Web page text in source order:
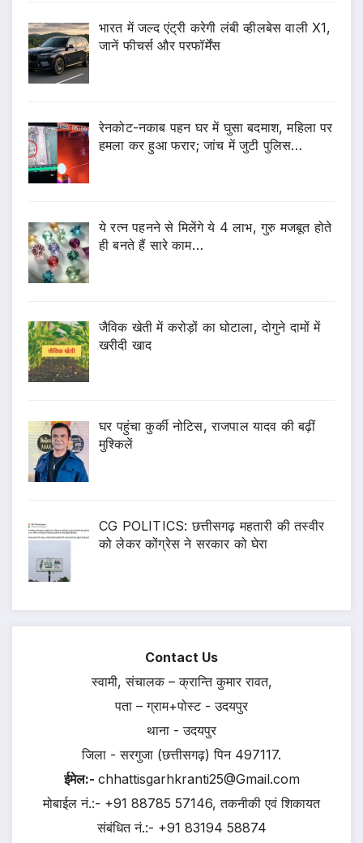
भारत में जल्द एंट्री करेगी लंबी व्हीलबेस वाली X1,
जानें फीचर्स और परफॉर्मेंस
रेनकोट-नकाब पहन घर में घुसा बदमाश, महिला पर
हमला कर हुआ फरार; जांच में जुटी पुलिस…
ये रत्न पहनने से मिलेंगे ये 4 लाभ, गुरु मजबूत होते
ही बनते हैं सारे काम…
जैविक खेती में करोड़ों का घोटाला, दोगुने दामों में
खरीदी खाद
घर पहुंचा कुर्की नोटिस, राजपाल यादव की बढ़ीं
मुश्किलें
CG POLITICS: छत्तीसगढ़ महतारी की तस्वीर
को लेकर कोंग्रेस ने सरकार को घेरा
Contact Us
स्वामी, संचालक – क्रान्ति कुमार रावत,
पता – ग्राम+पोस्ट - उदयपुर
थाना - उदयपुर
जिला - सरगुजा (छत्तीसगढ़) पिन 497117.
ईमेल:- chhattisgarhkranti25@Gmail.com
मोबाईल नं.:- +91 88785 57146, तकनीकी एवं शिकायत
संबंधित नं.:- +91 83194 58874